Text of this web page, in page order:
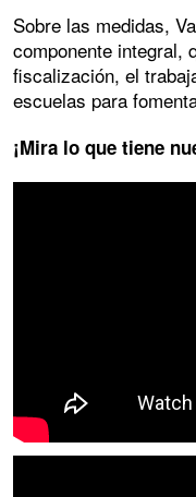
Sobre las medidas,
componente integral,
fiscalización, el
escuelas para
¡Mira lo que tiene